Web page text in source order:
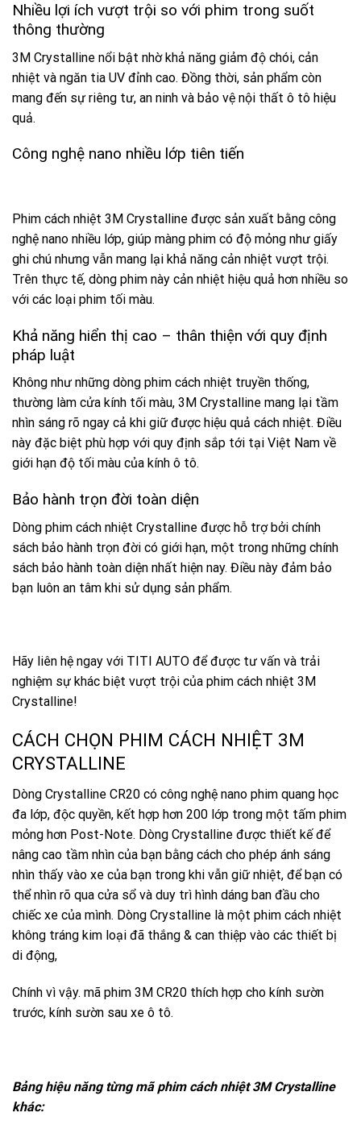
Nhiều lợi ích vượt trội so với phim trong suốt
thông thường
3M Crystalline nổi bật nhờ khả năng giảm độ chói, cản
nhiệt và ngăn tia UV đỉnh cao. Đồng thời, sản phẩm còn
mang đến sự riêng tư, an ninh và bảo vệ nội thất ô tô hiệu
quả.
Công nghệ nano nhiều lớp tiên tiến
Phim cách nhiệt 3M Crystalline được sản xuất bằng công
nghệ nano nhiều lớp, giúp màng phim có độ mỏng như giấy
ghi chú nhưng vẫn mang lại khả năng cản nhiệt vượt trội.
Trên thực tế, dòng phim này cản nhiệt hiệu quả hơn nhiều so
với các loại phim tối màu.
Khả năng hiển thị cao – thân thiện với quy định
pháp luật
Không như những dòng phim cách nhiệt truyền thống,
thường làm cửa kính tối màu, 3M Crystalline mang lại tầm
nhìn sáng rõ ngay cả khi giữ được hiệu quả cách nhiệt. Điều
này đặc biệt phù hợp với quy định sắp tới tại Việt Nam về
giới hạn độ tối màu của kính ô tô.
Bảo hành trọn đời toàn diện
Dòng phim cách nhiệt Crystalline được hỗ trợ bởi chính
sách bảo hành trọn đời có giới hạn, một trong những chính
sách bảo hành toàn diện nhất hiện nay. Điều này đảm bảo
bạn luôn an tâm khi sử dụng sản phẩm.
Hãy liên hệ ngay với TITI AUTO để được tư vấn và trải
nghiệm sự khác biệt vượt trội của phim cách nhiệt 3M
Crystalline!
CÁCH CHỌN PHIM CÁCH NHIỆT 3M
CRYSTALLINE
Dòng Crystalline CR20 có công nghệ nano phim quang học
đa lớp, độc quyền, kết hợp hơn 200 lớp trong một tấm phim
mỏng hơn Post-Note. Dòng Crystalline được thiết kế để
nâng cao tầm nhìn của bạn bằng cách cho phép ánh sáng
nhìn thấy vào xe của bạn trong khi vẫn giữ nhiệt, để bạn có
thể nhìn rõ qua cửa sổ và duy trì hình dáng ban đầu cho
chiếc xe của mình. Dòng Crystalline là một phim cách nhiệt
không tráng kim loại đã thắng & can thiệp vào các thiết bị
di động,
Chính vì vậy. mã phim 3M CR20 thích hợp cho kính sườn
trước, kính sườn sau xe ô tô.
Bảng hiệu năng từng mã phim cách nhiệt 3M Crystalline
khác: